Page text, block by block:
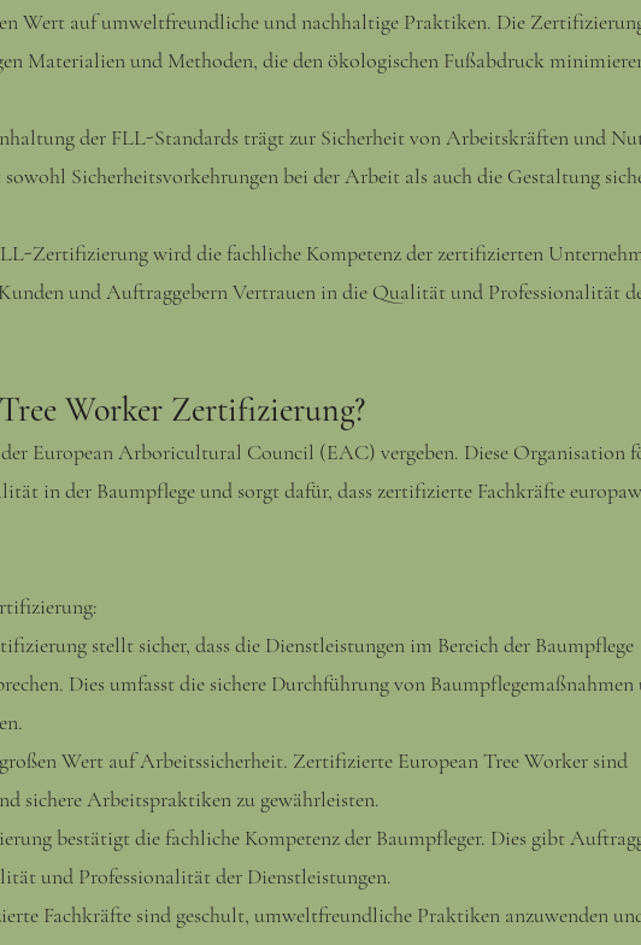
Wert auf umweltfreundliche und nachhaltige Praktiken. Die
Materialien und Methoden, die den ökologischen Fußabdruck
der FLL-Standards trägt zur Sicherheit von Arbeitskräften und
Sicherheitsvorkehrungen bei der Arbeit als auch die Gestaltung
Zertifizierung wird die fachliche Kompetenz der zertifizierten
Kunden und Auftraggebern Vertrauen in die Qualität und Professionalität
Worker Zertifizierung?
European Arboricultural Council (EAC) vergeben. Diese Organisation
in der Baumpflege und sorgt dafür, dass zertifizierte Fachkräfte
stellt sicher, dass die Dienstleistungen im Bereich der Baumpflege
Dies umfasst die sichere Durchführung von Baumpflegemaßnahmen
Wert auf Arbeitssicherheit. Zertifizierte European Tree Worker sind
sichere Arbeitspraktiken zu gewährleisten.
bestätigt die fachliche Kompetenz der Baumpfleger. Dies gibt
und Professionalität der Dienstleistungen.
Fachkräfte sind geschult, umweltfreundliche Praktiken anzuwenden